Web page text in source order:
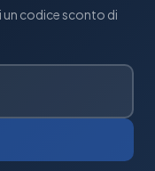
un codice sconto di